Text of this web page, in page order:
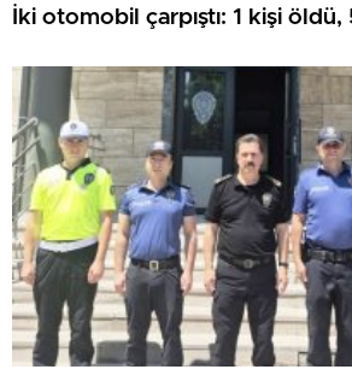
İki otomobil çarpıştı: 1 kişi öldü,